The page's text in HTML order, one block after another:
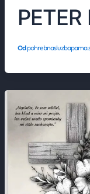
Od